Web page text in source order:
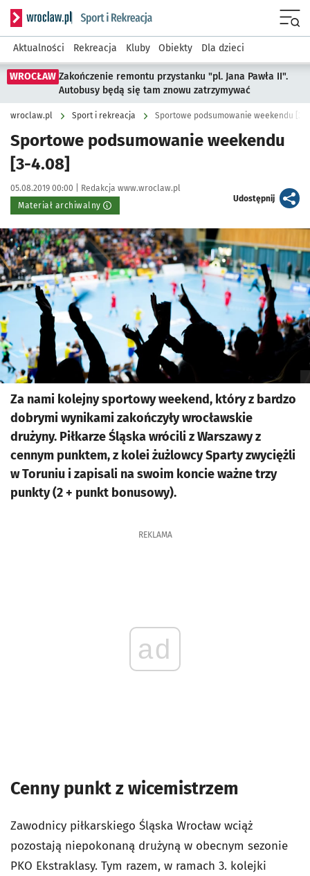
Serwis informacyjny wroclaw.pl podserwis: Sport i rekreacja
Aktualności Rekreacja Kluby Obiekty Dla dzieci
WROCŁAW Zakończenie remontu przystanku "pl. Jana Pawła II".
Autobusy będą się tam znowu zatrzymywać
wroclaw.pl Sport i rekreacja Sportowe podsumowanie weekendu [3-
Sportowe podsumowanie weekendu
[3-4.08]
Data publikacji:
05.08.2019 00:00 | Autor:
Redakcja www.wroclaw.pl
Materiał archiwalny
Udostępnijartykuł
Kliknij, aby powiększyć
Za nami kolejny sportowy weekend, który z bardzo
dobrymi wynikami zakończyły wrocławskie
drużyny. Piłkarze Śląska wrócili z Warszawy z
cennym punktem, z kolei żużlowcy Sparty zwyciężli
w Toruniu i zapisali na swoim koncie ważne trzy
punkty (2 + punkt bonusowy).
REKLAMA
ad
Cenny punkt z wicemistrzem
Zawodnicy piłkarskiego Śląska Wrocław wciąż
pozostają niepokonaną drużyną w obecnym sezonie
PKO Ekstraklasy. Tym razem, w ramach 3. kolejki